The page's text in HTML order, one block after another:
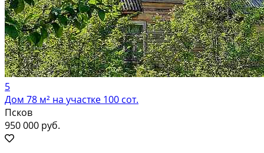
5
Дом 78 м² на участке 100 сот.
Псков
950 000 руб.